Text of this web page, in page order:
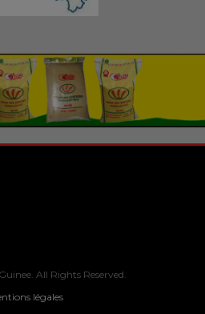
All Rights Reserved.
légales